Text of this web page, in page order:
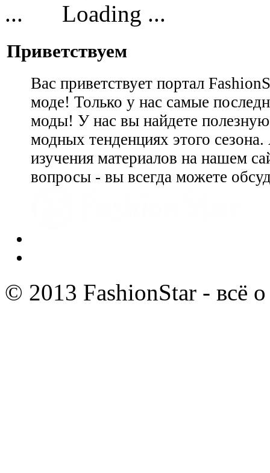
Loading ...
Приветствуем
Вас приветствует портал
моде! Только у нас самые
моды! У нас вы найдете
модных тенденциях этого
изучения материалов на нашем
вопросы - вы всегда можете
© 2013 FashionStar - всё